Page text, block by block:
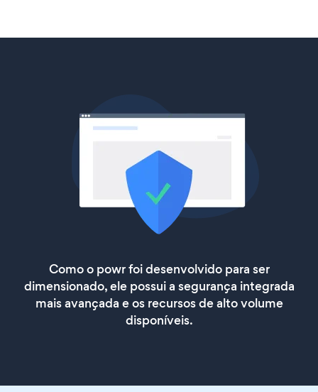
Como o powr foi desenvolvido para ser
dimensionado, ele possui a segurança integrada
mais avançada e os recursos de alto volume
disponíveis.